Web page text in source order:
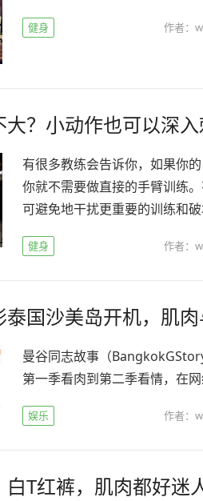
健身 作者：
？小动作也可以深
有很多教练会告诉你，如果你
你就不需要做直接的手臂训练
可避免地干扰更重要的训练和
健身 作者：
国沙美岛开机，肌
曼谷同志故事（
第一季看肉到第二季看情，在网
娱乐 作者：
T红裤，肌肉都好迷